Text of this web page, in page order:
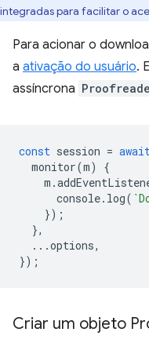
integradas para facilitar o
Para acionar o
a ativação do usuário.
assíncrona
const session =
monitor(m)
{
m .
console. log(
});
},
...options,
});
Criar um objeto